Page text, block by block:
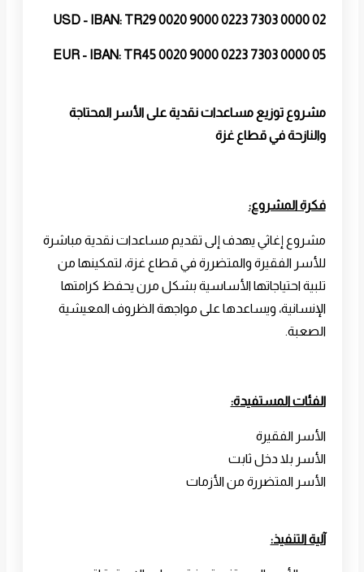
USD - IBAN: TR29 0020 9000 0223 7303 0000 02
EUR - IBAN: TR45 0020 9000 0223 7303 0000 05
مشروع توزيع مساعدات نقدية على الأسر المحتاجة
والنازحة في قطاع غزة
فكرة المشروع:
مشروع إغاثي يهدف إلى تقديم مساعدات نقدية مباشرة
للأسر الفقيرة والمتضررة في قطاع غزة، لتمكينها من
تلبية احتياجاتها الأساسية بشكل مرن يحفظ كرامتها
الإنسانية، ويساعدها على مواجهة الظروف المعيشية
الصعبة.
الفئات المستفيدة:
الأسر الفقيرة
الأسر بلا دخل ثابت
الأسر المتضررة من الأزمات
آلية التنفيذ: